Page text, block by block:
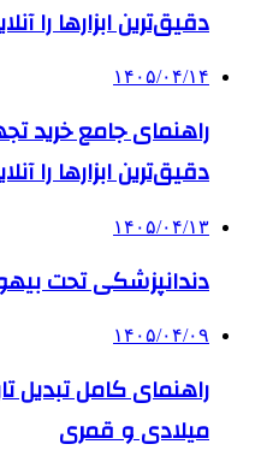
دقیق‌ترین ابزارها را
۱۴۰۵/۰۴/۱۴
راهنمای جامع خرید
دقیق‌ترین ابزارها را
۱۴۰۵/۰۴/۱۳
دندانپزشکی تحت
۱۴۰۵/۰۴/۰۹
راهنمای کامل تبدیل
میلادی و قمری